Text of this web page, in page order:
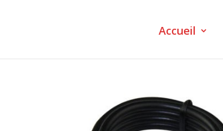
Accueil